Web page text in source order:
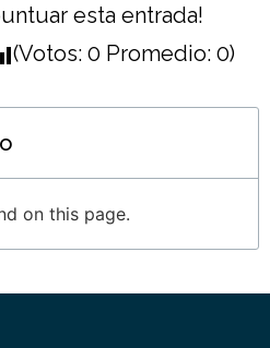
on this page.
esta entrada!
(Votos: 0 Promedio: 0)